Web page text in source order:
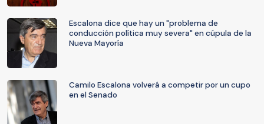
Escalona dice que hay un "problema de
conducción política muy severa" en cúpula de la
Nueva Mayoría
Camilo Escalona volverá a competir por un cupo
en el Senado